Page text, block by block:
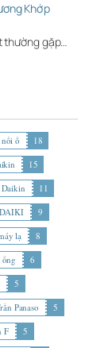
Khớp
thường gặp…
ố
18
15
11
9
lạ
8
6
5
Panaso
5
F
5